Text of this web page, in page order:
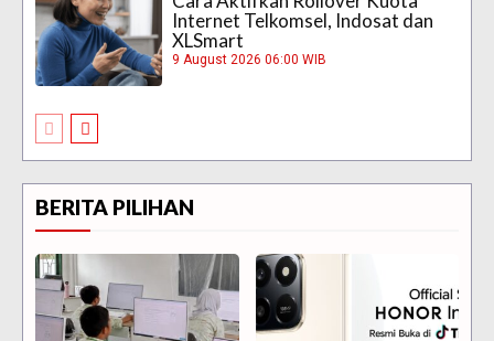
Internet Telkomsel, Indosat dan
XLSmart
9 August 2026 06:00 WIB
BERITA PILIHAN